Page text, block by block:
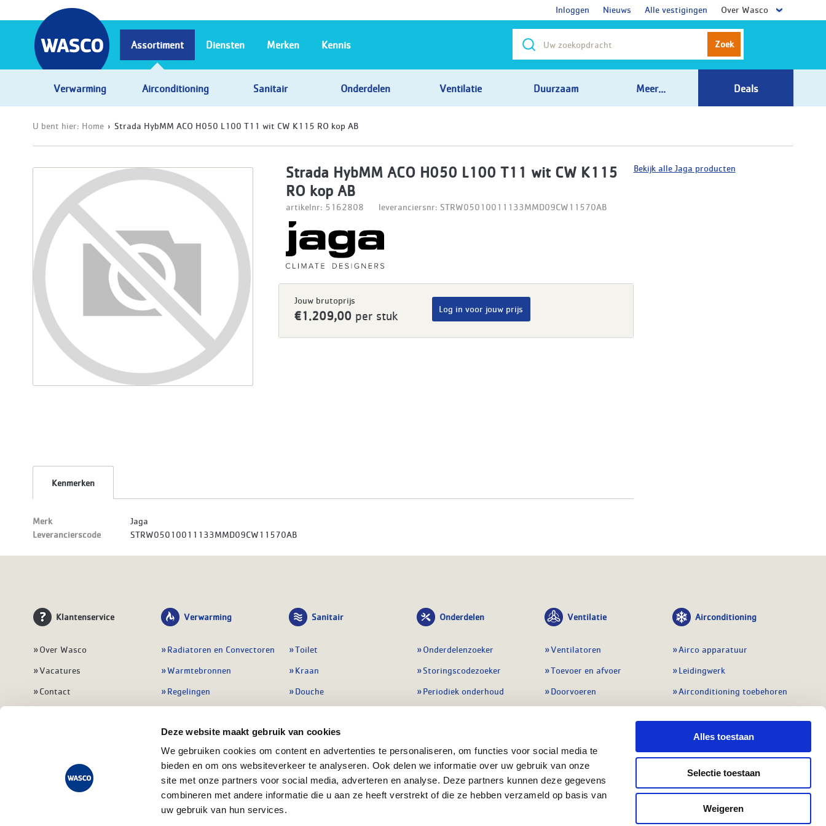
Deze website maakt gebruik van cookies
We gebruiken cookies om content en advertenties te personaliseren, om functies voor social media te
bieden en om ons websiteverkeer te analyseren. Ook delen we informatie over uw gebruik van onze
site met onze partners voor social media, adverteren en analyse. Deze partners kunnen deze gegevens
combineren met andere informatie die u aan ze heeft verstrekt of die ze hebben verzameld op basis van
uw gebruik van hun services.
Alles toestaan
Selectie toestaan
Weigeren
Inloggen Nieuws Alle vestigingen Over Wasco
Zoek
Assortiment
Verwarming Airconditioning Sanitair Onderdelen Ventilatie Duurzaam Meer... Deals
Diensten Merken Kennis
U bent hier: Home Strada HybMM ACO H050 L100 T11 wit CW K115 RO kop AB
Strada HybMM ACO H050 L100 T11 wit CW K115
RO kop AB
artikelnr: 5162808 leveranciersnr: STRW05010011133MMD09CW11570AB
Jouw brutoprijs
€1.209,00 per stuk
Log in voor jouw prijs
Kenmerken
Merk
Jaga
Leverancierscode
STRW05010011133MMD09CW11570AB
Bekijk alle Jaga producten
Klantenservice
Over Wasco
Vacatures
Contact
Veelgestelde vragen
Verwarming
Radiatoren en Convectoren
Warmtebronnen
Regelingen
Leidingwerk
Warmwatertoestellen
Alle verwarming
Sanitair
Toilet
Kraan
Douche
Badmeubel
Afvoeren
Alle sanitair
Onderdelen
Onderdelenzoeker
Storingscodezoeker
Periodiek onderhoud
Preventie & detectie
Alle onderdelen
Ventilatie
Ventilatoren
Toevoer en afvoer
Doorvoeren
Regelingen
Airconditioning
Airco apparatuur
Leidingwerk
Airconditioning toebehoren
Regelapparatuur
Alle koeling